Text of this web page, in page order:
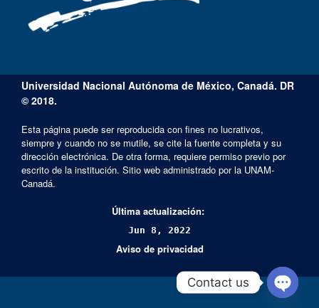
Universidad Nacional Autónoma de México, Canadá. DR
© 2018.
Esta página puede ser reproducida con fines no lucrativos,
siempre y cuando no se mutile, se cite la fuente completa y su
dirección electrónica. De otra forma, requiere permiso previo por
escrito de la institución. Sitio web administrado por la UNAM-
Canadá.
Última actualización:
Jun 8, 2022
Aviso de privacidad
Contact us
Open